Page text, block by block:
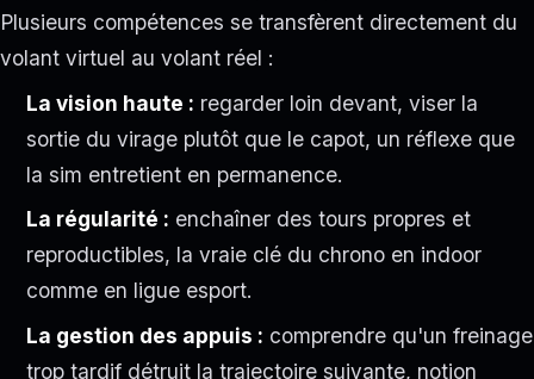
Plusieurs compétences se transfèrent directement du
volant virtuel au volant réel :
La vision haute : regarder loin devant, viser la
sortie du virage plutôt que le capot, un réflexe que
la sim entretient en permanence.
La régularité : enchaîner des tours propres et
reproductibles, la vraie clé du chrono en indoor
comme en ligue esport.
La gestion des appuis : comprendre qu'un freinage
trop tardif détruit la trajectoire suivante, notion